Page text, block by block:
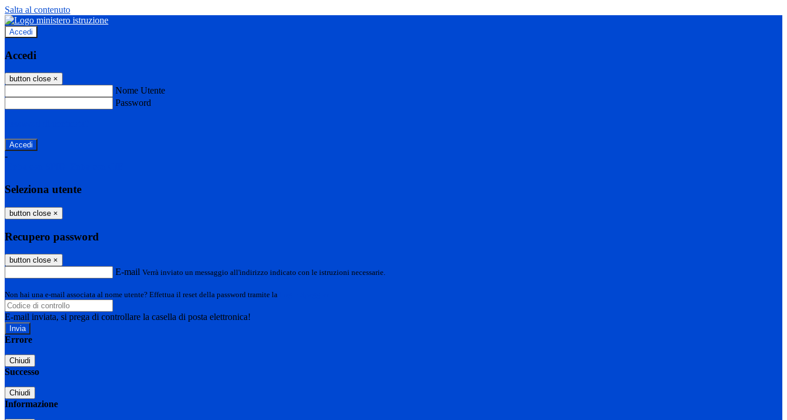
Salta al contenuto
Accedi
Accedi
button close ×
Nome Utente
Password
-
Seleziona utente
button close ×
Recupero password
button close ×
E-mail Verrà inviato un messaggio all'indirizzo indicato con le istruzioni necessarie.
Non hai una e-mail associata al nome utente? Effettua il reset della password tramite la
E-mail inviata, si prega di controllare la casella di posta elettronica!
Errore
Chiudi
Successo
Chiudi
Informazione